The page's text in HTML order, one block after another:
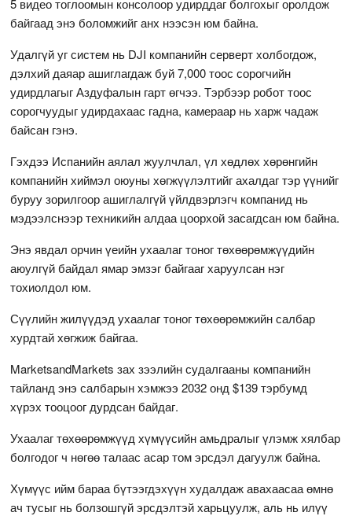
5 видео тоглоомын консолоор удирддаг болгохыг оролдож
байгаад энэ боломжийг анх нээсэн юм байна.
Удалгүй уг систем нь DJI компанийн серверт холбогдож,
дэлхий даяар ашиглагдаж буй 7,000 тоос сорогчийн
удирдлагыг Аздуфалын гарт өгчээ. Тэрбээр робот тоос
сорогчуудыг удирдахаас гадна, камераар нь харж чадаж
байсан гэнэ.
Гэхдээ Испанийн аялал жуулчлал, үл хөдлөх хөрөнгийн
компанийн хиймэл оюуны хөгжүүлэлтийг ахалдаг тэр үүнийг
буруу зорилгоор ашиглалгүй үйлдвэрлэгч компанид нь
мэдээлснээр техникийн алдаа цоорхой засагдсан юм байна.
Энэ явдал орчин үеийн ухаалаг тоног төхөөрөмжүүдийн
аюулгүй байдал ямар эмзэг байгааг харуулсан нэг
тохиолдол юм.
Сүүлийн жилүүдэд ухаалаг тоног төхөөрөмжийн салбар
хурдтай хөгжиж байгаа.
MarketsandMarkets зах зээлийн судалгааны компанийн
тайланд энэ салбарын хэмжээ 2032 онд $139 тэрбумд
хүрэх тооцоог дурдсан байдаг.
Ухаалаг төхөөрөмжүүд хүмүүсийн амьдралыг үлэмж хялбар
болгодог ч нөгөө талаас асар том эрсдэл дагуулж байна.
Хүмүүс ийм бараа бүтээгдэхүүн худалдаж авахаасаа өмнө
ач тусыг нь болзошгүй эрсдэлтэй харьцуулж, аль нь илүү